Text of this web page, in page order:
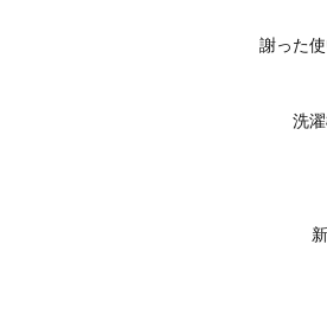
謝った
洗